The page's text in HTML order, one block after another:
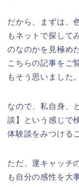
だから、まずは、
もネットで探して
のなのかを見極め
こちらの記事をご
もそう思いました。
なので、私自身、
談】という感じで
体験談をみつける
ただ、運キャッチ
も自分の感性を大